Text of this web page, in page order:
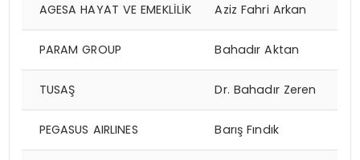
AGESA HAYAT VE EMEKLİLİK Aziz Fahri Arkan
PARAM GROUP Bahadır Aktan
TUSAŞ Dr. Bahadır Zeren
PEGASUS AIRLINES Barış Fındık